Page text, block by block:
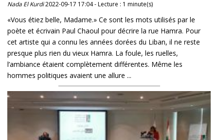
Nada El Kurdi2022-09-17 17:04 - Lecture : 1 minute(s)
«Vous étiez belle, Madame.» Ce sont les mots utilisés par le
poète et écrivain Paul Chaoul pour décrire la rue Hamra. Pour
cet artiste qui a connu les années dorées du Liban, il ne reste
presque plus rien du vieux Hamra. La foule, les ruelles,
l’ambiance étaient complètement différentes. Même les
hommes politiques avaient une allure ...